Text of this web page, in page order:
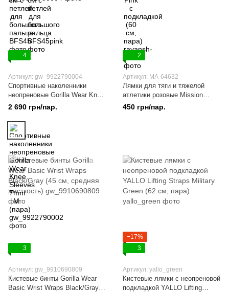
4
Артикул: gw_9922790004
Спортивные наколенники
неопреновые Gorilla Wear Knee
Sleeves 7mm XL (пара)
2 690 грн/пар.
2
Артикул: MA-64632
Лямки для тяги и тяжелой
атлетики розовые Mission
Athletics
450 грн/пар.
3
Артикул: gw_9910690809
Кистевые бинты Gorilla Wear
Basic Wrist Wraps Black/Gray
−17%
3
Артикул: yallo_green
Кистевые лямки с неопреновой
подкладкой YALLO Lifting